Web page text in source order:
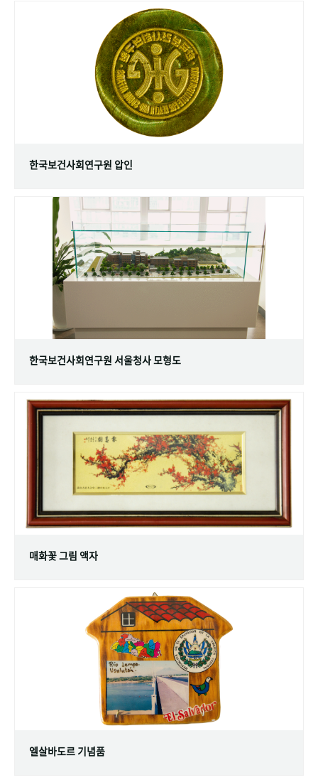
한국보건사회연구원 압인
한국보건사회연구원 서울청사 모형도
매화꽃 그림 액자
엘살바도르 기념품